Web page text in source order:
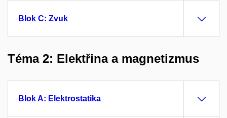
Blok C: Zvuk
Téma 2: Elektřina a magnetizmus
Blok A: Elektrostatika